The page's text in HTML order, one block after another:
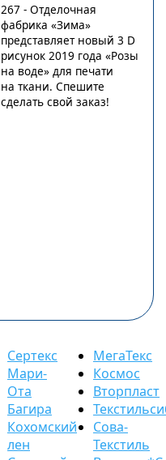
267 - Отделочная
фабрика «Зима»
представляет новый 3 D
рисунок 2019 года «Розы
на воде» для печати
на ткани. Спешите
сделать свой заказ!
Сертекс
Мари-
Ота
Багира
Кохомский
лен
МегаТекс
Космос
Вторпласт
Сова-
Текстиль